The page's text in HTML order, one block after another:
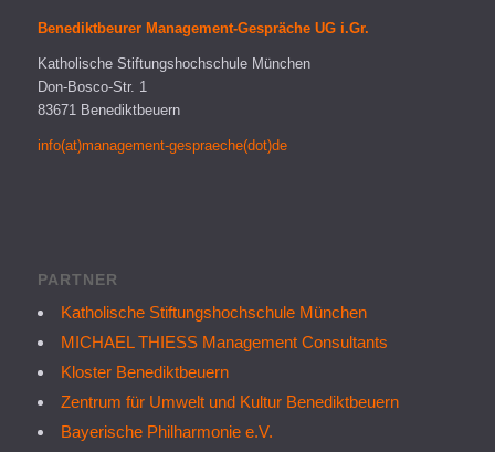
Benediktbeurer Management-Gespräche UG i.Gr.
Katholische Stiftungshochschule München
Don-Bosco-Str. 1
83671 Benediktbeuern
info(at)management-gespraeche(dot)de
PARTNER
Katholische Stiftungshochschule München
MICHAEL THIESS Management Consultants
Kloster Benediktbeuern
Zentrum für Umwelt und Kultur Benediktbeuern
Bayerische Philharmonie e.V.